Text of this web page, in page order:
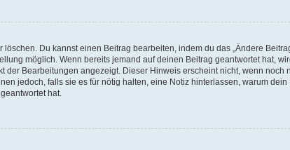
Du kannst einen Beitrag bearbeiten, indem du das „Ändere
möglich. Wenn bereits jemand auf deinen Beitrag geantwortet hat,
Bearbeitungen angezeigt. Dieser Hinweis erscheint nicht, wenn noch
jedoch, falls sie es für nötig halten, eine Notiz hinterlassen, warum
hat.